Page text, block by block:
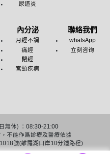
尿道炎
內分泌
月經不調
痛經
閉經
宮頸疾病
聯絡我們
whatsApp
立刻咨询
無休) ：08:30-21:00
不能作爲診療及醫療依據
號(離羅湖口岸10分鍾路程)